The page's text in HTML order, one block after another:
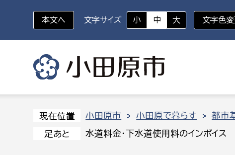
いざというときに
対象者を選択
組織から探す
部に属さない室 企画部
本文へ 文字サイズ 小 中 大 文字色変
現在位置 小田原市 小田原で暮らす 都市
足あと 水道料金・下水道使用料のインボイス